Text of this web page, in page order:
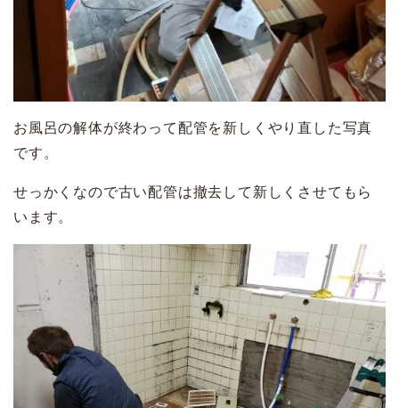
お風呂の解体が終わって配管を新しくやり直した写真
です。
せっかくなので古い配管は撤去して新しくさせてもら
います。